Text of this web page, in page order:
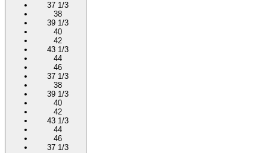
37 1/3
38
39 1/3
40
42
43 1/3
44
46
37 1/3
38
39 1/3
40
42
43 1/3
44
46
37 1/3